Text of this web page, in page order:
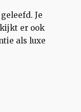
Je
er ook
als luxe
vakantie?”